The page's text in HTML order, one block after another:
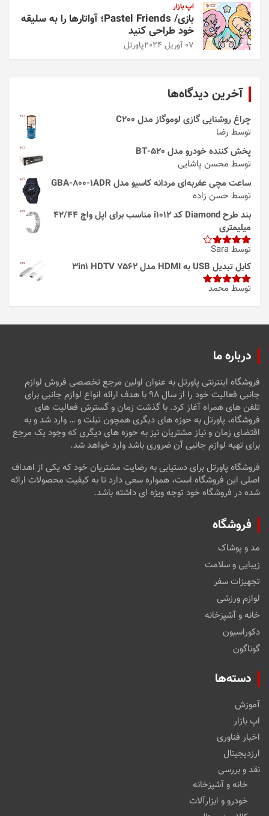
اپ بازار
بازی/ Pastel Friends؛ آواتارها را به سلیقه
خود طراحی کنید
07 آوریل 2024 پاورتل
آخرین دیدگاه‌ها
چراغ روشنایی گازی لوموگاز مدل C200
توسط رضا
پخش کننده خودرو مدل 520-BT
توسط محسن پاشایی
ساعت مچی عقربه‌ای مردانه کاسیو مدل GBA-800-1ADR
توسط حسن زاده
بند طرح Diamond کد i1012 مناسب برای اپل واچ 42/44
میلیمتری
امتیاز4
از 5
توسط Sara
کابل تبدیل USB به HDMI مدل 3in1 HDTV 7562
امتیاز5از
توسط محمد
درباره ما
فروشگاه اینترنتی پاورتل به عنوان اولین مرجع تخصصی فروش لوازم
جانبی فعالیت خود را از سال ۹۸ با هدف ارائه انواع لوازم جانبی برای
تلفن های همراه آغاز کرد. با گذشت زمان و گسترش فعالیت های
فروشگاه، پاورتل به حوزه های دیگری همچون تبلت و … وارد شد و به
اقتضای زمان و نیاز مشتریان نیز به حوزه های دیگری که وجود یک مرجع
برای تهیه لوازم جانبی آن ضروری باشد وارد خواهد شد.
فروشگاه پاورتل برای دستیابی به رضایت مشتریان خود که یکی از اهداف
اصلی این فروشگاه است، همواره سعی دارد تا به کیفیت محصولات ارائه
شده در فروشگاه خود توجه ویژه ای داشته باشد.
فروشگاه
مد و پوشاک
زیبایی و سلامت
تجهیزات سفر
لوازم ورزشی
خانه و آشپزخانه
دکوراسیون
گوناگون
دسته‌ها
آموزش
اپ بازار
اخبار فناوری
ارزدیجیتال
نقد و بررسی
خانه و آشپزخانه
خودرو و ابزارآلات